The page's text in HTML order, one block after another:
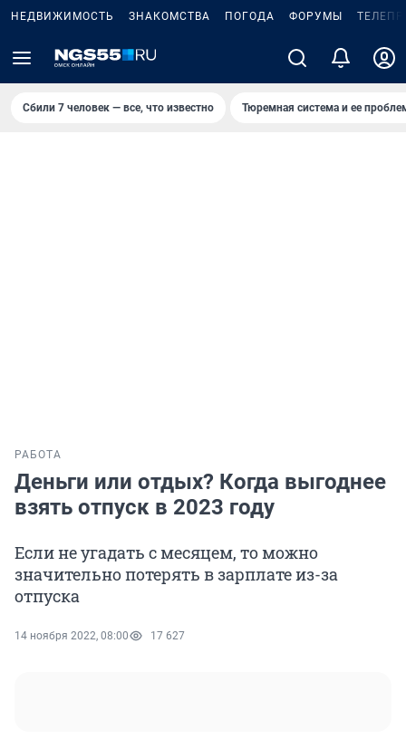
НЕДВИЖИМОСТЬ ЗНАКОМСТВА ПОГОДА ФОРУМЫ
Сбили 7 человек — все, что известно Тюремная система и ее
РАБОТА
Деньги или отдых? Когда выгоднее
взять отпуск в 2023 году
Если не угадать с месяцем, то можно
значительно потерять в зарплате из-за
отпуска
14 ноября 2022, 08:00 17 627